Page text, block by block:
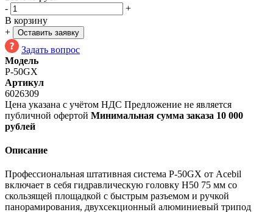
-
+
В корзину
+
Оставить заявку
Задать вопрос
Модель
P-50GX
Артикул
6026309
Цена указана с учётом НДС Предложение не является
публичной офертой Минимальная сумма заказа 10 000
рублей
Описание
Профессиональная штативная система P-50GX от Acebil
включает в себя гидравлическую головку H50 75 мм со
скользящей площадкой с быстрым разъемом и ручкой
панорамирования, двухсекционный алюминиевый трипод